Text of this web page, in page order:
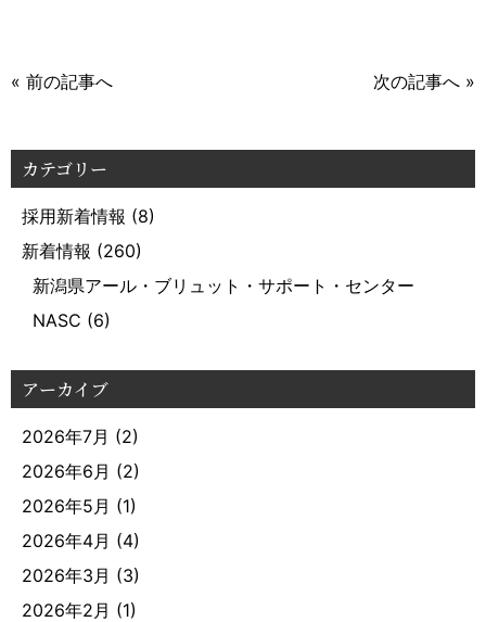
« 前の記事へ 次の記事へ »
カテゴリー
採用新着情報 (8)
新着情報 (260)
新潟県アール・ブリュット・サポート・センター
NASC (6)
アーカイブ
2026年7月 (2)
2026年6月 (2)
2026年5月 (1)
2026年4月 (4)
2026年3月 (3)
2026年2月 (1)